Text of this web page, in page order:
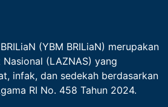
(YBM BRILiaN) merupakan
(LAZNAS) yang
infak, dan sedekah berdasarkan
RI No. 458 Tahun 2024.